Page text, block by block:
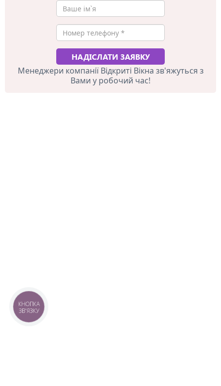
Менеджери компанії Відкриті Вікна зв'яжуться з
Вами у робочий час!
КНОПКА
ЗВ'ЯЗКУ